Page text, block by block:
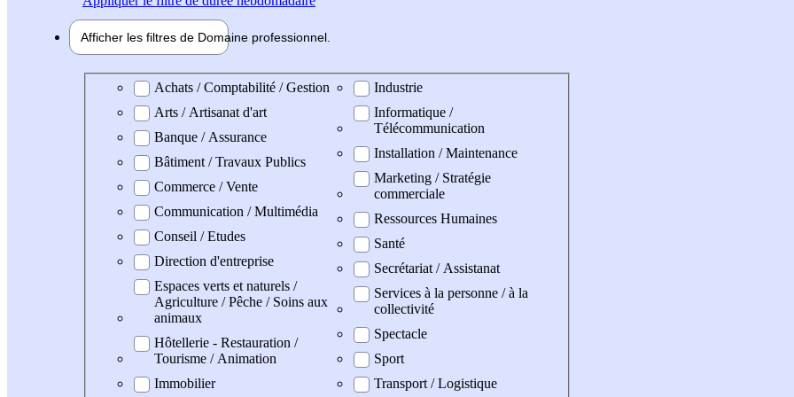
Afficher les filtres de Domaine professionnel
Domaine professionel
Achats / Comptabilité / Gestion
Arts / Artisanat d'art
Banque / Assurance
Bâtiment / Travaux Publics
Commerce / Vente
Communication / Multimédia
Conseil / Etudes
Direction d'entreprise
Espaces verts et naturels /
Agriculture / Pêche / Soins aux
animaux
Hôtellerie - Restauration /
Tourisme / Animation
Immobilier
Industrie
Informatique /
Télécommunication
Installation / Maintenance
Marketing / Stratégie
commerciale
Ressources Humaines
Santé
Secrétariat / Assistanat
Services à la personne / à la
collectivité
Spectacle
Sport
Transport / Logistique